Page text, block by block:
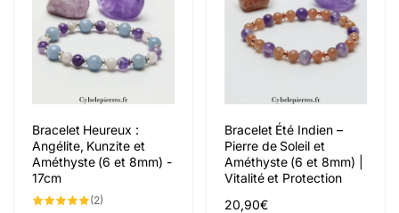
Bracelet Heureux :
Angélite, Kunzite et
Améthyste (6 et 8mm) -
17cm
(2)
Bracelet Été Indien –
Pierre de Soleil et
Améthyste (6 et 8mm) |
Vitalité et Protection
Prix
20,90€